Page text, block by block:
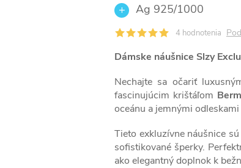
Ag 925/1000
4 hodnotenia
Dámske náušnice Slzy
Nechajte sa očariť
fascinujúcim krištáľom
oceánu a jemnými
Tieto exkluzívne náušnice
sofistikované šperky.
ako elegantný doplnok k